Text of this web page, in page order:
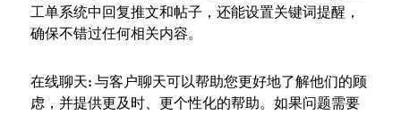
工单系统中回复推文和帖子，还能设置关键词提醒，
确保不错过任何相关内容。
在线聊天: 与客户聊天可以帮助您更好地了解他们的顾
虑，并提供更及时、更个性化的帮助。如果问题需要